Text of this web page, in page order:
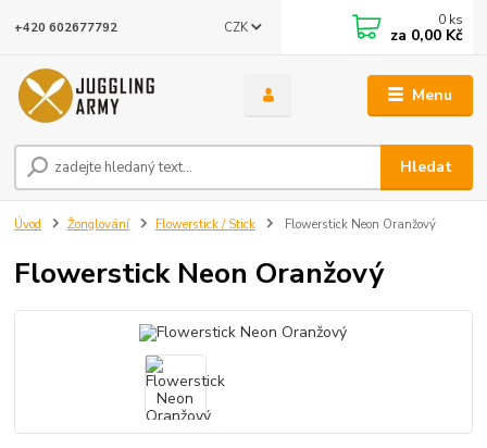
Menu
CZK
Hledat
+420 602677792 0 ks
za 0,00 Kč
Úvod Žonglování Flowerstick / Stick Flowerstick Neon Oranžový
Flowerstick Neon Oranžový